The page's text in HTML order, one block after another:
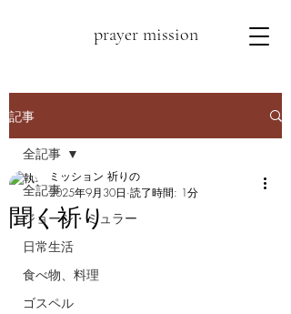
prayer mission
記事
全記事
ジョージ・ミュラー
日常生活
食べ物、料理
ゴスペル
全記事
聞く祈り
ミッション 祈りの
2025年9月30日 読了時間: 1分